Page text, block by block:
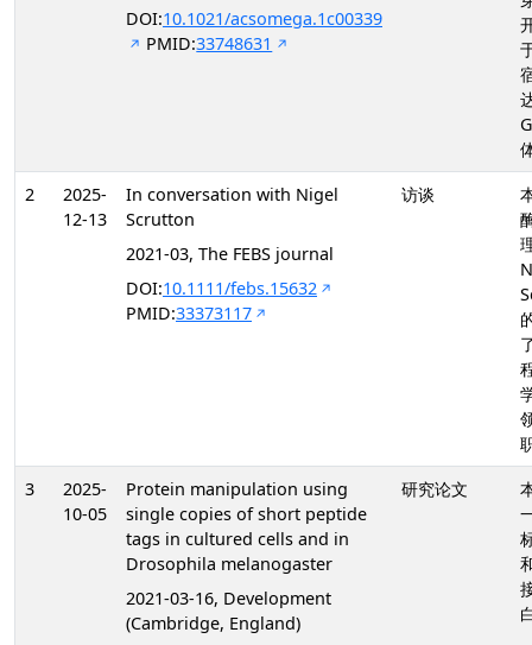
DOI:10.1021/acsomega.1c00339
PMID:33748631
2
2025-
12-13
In conversation with Nigel
Scrutton
2021-03, The FEBS journal
DOI:10.1111/febs.15632
PMID:33373117
访谈
3
2025-
10-05
Protein manipulation using
single copies of short peptide
tags in cultured cells and in
Drosophila melanogaster
2021-03-16, Development
(Cambridge, England)
研究论文